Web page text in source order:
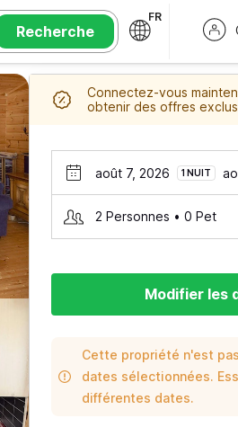
Recherche
FR
Connectez-vous
obtenir des offres
août 7, 2026 1 NUIT
2 Personnes • 0 Pet
Modifier les
Cette propriété n'est
dates sélectionnées.
différentes dates.